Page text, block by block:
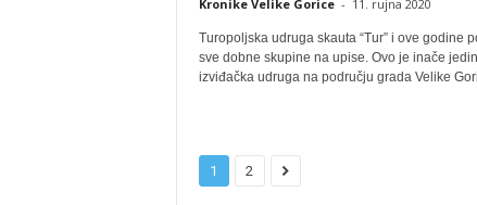
Kronike Velike Gorice - 11. rujna 2020
Turopoljska udruga skauta “Tur” i ove godine
sve dobne skupine na upise. Ovo je inače
izviđačka udruga na području grada Velike
1 2